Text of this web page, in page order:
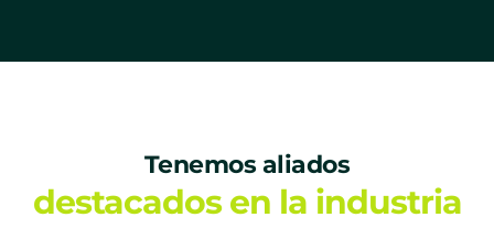
Tenemos aliados
destacados en la industria